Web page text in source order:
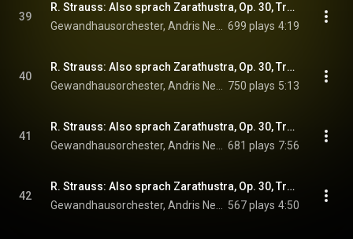
39
R. Strauss: Also sprach Zarathustra, Op. 30, TrV 176: VI. Von der Wissenschaft
699 plays 4:19
40
R. Strauss: Also sprach Zarathustra, Op. 30, TrV 176: VII. Der Genesende
750 plays 5:13
41
R. Strauss: Also sprach Zarathustra, Op. 30, TrV 176: VIII. Das Tanzlied
681 plays 7:56
42
R. Strauss: Also sprach Zarathustra, Op. 30, TrV 176: IX. Das Nachtwandlerlied
567 plays 4:50